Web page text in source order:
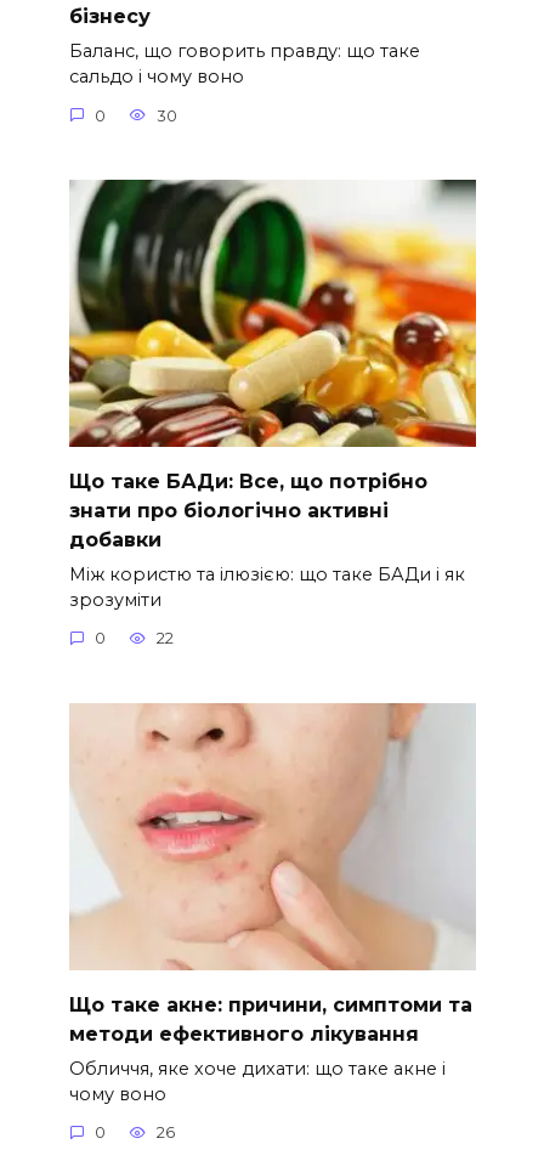
бізнесу
Баланс, що говорить правду: що таке
сальдо і чому воно
0 30
Що таке БАДи: Все, що потрібно
знати про біологічно активні
добавки
Між користю та ілюзією: що таке БАДи і як
зрозуміти
0 22
Що таке акне: причини, симптоми та
методи ефективного лікування
Обличчя, яке хоче дихати: що таке акне і
чому воно
0 26